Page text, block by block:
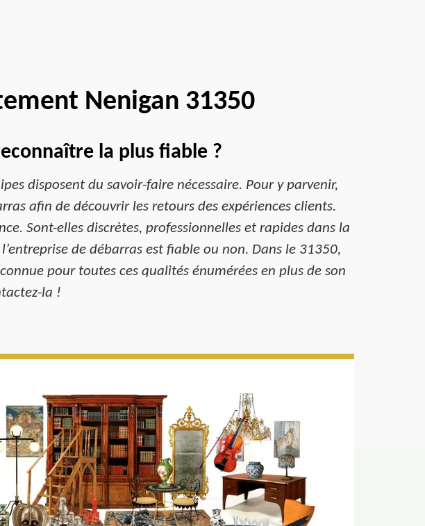
Nenigan 31350
la plus fiable ?
disposent du savoir-faire nécessaire. Pour y parvenir,
afin de découvrir les retours des expériences clients.
Sont-elles discrètes, professionnelles et rapides dans la
de débarras est fiable ou non. Dans le 31350,
pour toutes ces qualités énumérées en plus de son
la !